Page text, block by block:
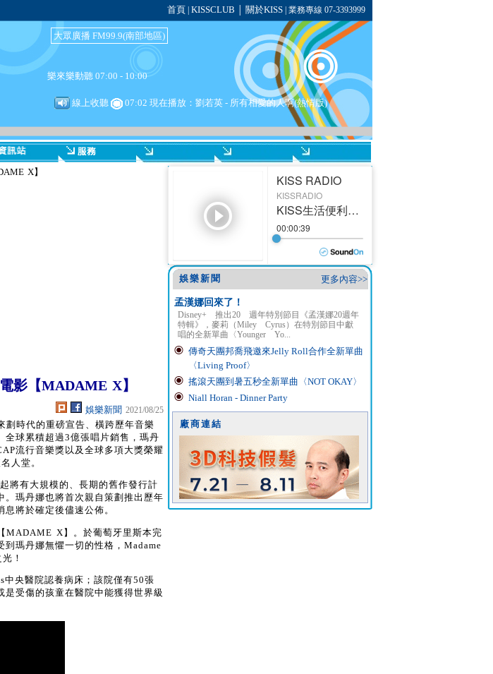
首頁 KISSCLUB 關於KISS| 業務專線 07-3393999
大眾廣播 FM99.9(南部地區)
樂來樂動聽 07:00 - 10:00
線上收聽 07:02 現在播放： 劉若英- 所有相愛的人啊(熱情版)
X】
影【MADAME X】
娛樂新聞 2021/08/25
劃時代的重磅宣告、橫跨歷年音樂
全球累積超過3億張唱片銷售，瑪丹
流行音樂獎以及全球多項大獎榮耀
人堂。
將有大規模的、長期的舊作發行計
瑪丹娜也將首次親自策劃推出歷年
將於確定後儘速公佈。
MADAME X】。於葡萄牙里斯本完
瑪丹娜無懼一切的性格，Madame
！
中央醫院認養病床；該院僅有50張
受傷的孩童在醫院中能獲得世界級
更多內容>>
娛樂新聞
孟漢娜回來了！
Disney+ 推出20 週年特別節目《孟漢娜20週年
特輯》，麥莉（Miley Cyrus）在特別節目中獻
唱的全新單曲〈Younger Yo...
傳奇天團邦喬飛邀來Jelly Roll合作全新單曲
〈Living Proof〉
搖滾天團到暑五秒全新單曲〈NOT OKAY〉
Niall Horan - Dinner Party
廠商連結